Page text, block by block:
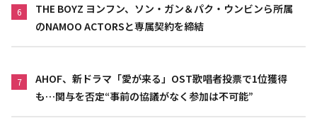
6
THE BOYZ ヨンフン、ソン・ガン＆パク・ウンビンら所属
のNAMOO ACTORSと専属契約を締結
7
AHOF、新ドラマ「愛が来る」OST歌唱者投票で1位獲得
も…関与を否定“事前の協議がなく参加は不可能”